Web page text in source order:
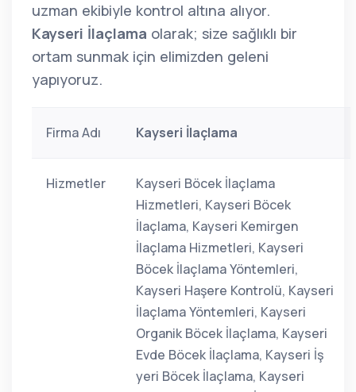
uzman ekibiyle kontrol altına alıyor.
Kayseri İlaçlama olarak; size sağlıklı bir
ortam sunmak için elimizden geleni
yapıyoruz.
Firma Adı Kayseri İlaçlama
Hizmetler
Kayseri Böcek İlaçlama
Hizmetleri, Kayseri Böcek
İlaçlama, Kayseri Kemirgen
İlaçlama Hizmetleri, Kayseri
Böcek İlaçlama Yöntemleri,
Kayseri Haşere Kontrolü, Kayseri
İlaçlama Yöntemleri, Kayseri
Organik Böcek İlaçlama, Kayseri
Evde Böcek İlaçlama, Kayseri İş
yeri Böcek İlaçlama, Kayseri